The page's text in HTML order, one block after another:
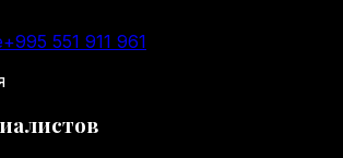
+995 551 911 961